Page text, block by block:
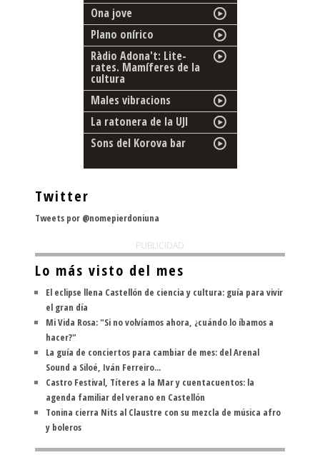
Ona jove
Plano onírico
Ràdio Adona't: Lite-
rates. Mamíferes de la
cultura
Males vibracions
La ratonera de la UJI
Sons del Korova bar
Twitter
Tweets por @nomepierdoniuna
PUBLICIDAD
Lo más visto del mes
El eclipse llena Castellón de ciencia y cultura: guía para vivir
el gran día
Mi Vida Rosa: "Si no volvíamos ahora, ¿cuándo lo íbamos a
hacer?"
La guía de conciertos para cambiar de mes: del Arenal
Sound a Siloé, Iván Ferreiro...
Castro Festival, Títeres a la Mar y cuentacuentos: la
agenda familiar del verano en Castellón
Tonina cierra Nits al Claustre con su mezcla de música afro
y boleros